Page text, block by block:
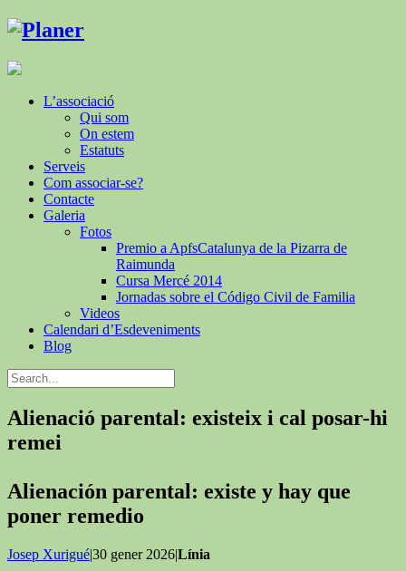
L’associació
Qui som
On estem
Estatuts
Serveis
Com associar-se?
Contacte
Galeria
Fotos
Premio a ApfsCatalunya de la Pizarra de
Raimunda
Cursa Mercé 2014
Jornadas sobre el Código Civil de Familia
Videos
Calendari d’Esdeveniments
Blog
Alienació parental: existeix i cal posar-hi
remei
Alienación parental: existe y hay que
poner remedio
Josep Xurigué|30 gener 2026|Línia